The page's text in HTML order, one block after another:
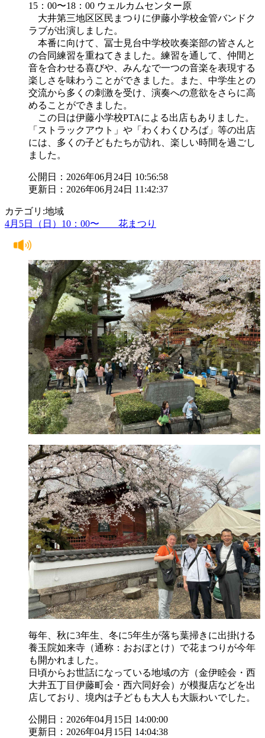
15：00〜18：00 ウェルカムセンター原
大井第三地区区民まつりに伊藤小学校金管バンドク
ラブが出演しました。
本番に向けて、冨士見台中学校吹奏楽部の皆さんと
の合同練習を重ねてきました。練習を通して、仲間と
音を合わせる喜びや、みんなで一つの音楽を表現する
楽しさを味わうことができました。また、中学生との
交流から多くの刺激を受け、演奏への意欲をさらに高
めることができました。
この日は伊藤小学校PTAによる出店もありました。
「ストラックアウト」や「わくわくひろば」等の出店
には、多くの子どもたちが訪れ、楽しい時間を過ごし
ました。
公開日：2026年06月24日 10:56:58
更新日：2026年06月24日 11:42:37
カテゴリ:地域
4月5日（日）10：00〜 花まつり
毎年、秋に3年生、冬に5年生が落ち葉掃きに出掛ける
養玉院如来寺（通称：おおぼとけ）で花まつりが今年
も開かれました。
日頃からお世話になっている地域の方（金伊睦会・西
大井五丁目伊藤町会・西六同好会）が模擬店などを出
店しており、境内は子どもも大人も大賑わいでした。
公開日：2026年04月15日 14:00:00
更新日：2026年04月15日 14:04:38